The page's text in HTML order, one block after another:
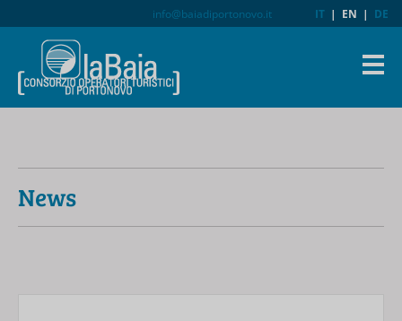
info@baiadiportonovo.it IT | EN | DE
News